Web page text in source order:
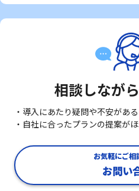
相談しなが
・導入にあたり疑問や不安がある
・自社に合ったプランの提案が
お気軽にご相
お問い